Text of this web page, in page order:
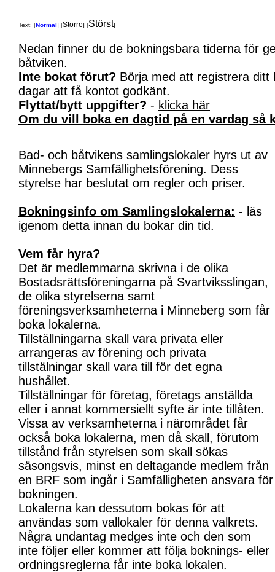
Text: [Normal] [Större] [Störst]
Nedan finner du de bokningsbara tiderna för
båtviken.
Inte bokat förut? Börja med att registrera ditt
dagar att få kontot godkänt.
Flyttat/bytt uppgifter? - klicka här
Om du vill boka en dagtid på en vardag så
Bad- och båtvikens samlingslokaler hyrs ut av
Minnebergs Samfällighetsförening. Dess
styrelse har beslutat om regler och priser.
Bokningsinfo om Samlingslokalerna: - läs
igenom detta innan du bokar din tid.
Vem får hyra?
Det är medlemmarna skrivna i de olika
Bostadsrättsföreningarna på Svartviksslingan,
de olika styrelserna samt
föreningsverksamheterna i Minneberg som får
boka lokalerna.
Tillställningarna skall vara privata eller
arrangeras av förening och privata
tillstälningar skall vara till för det egna
hushållet.
Tillställningar för företag, företags anställda
eller i annat kommersiellt syfte är inte tillåten.
Vissa av verksamheterna i närområdet får
också boka lokalerna, men då skall, förutom
tillstånd från styrelsen som skall sökas
säsongsvis, minst en deltagande medlem från
en BRF som ingår i Samfälligheten ansvara för
bokningen.
Lokalerna kan dessutom bokas för att
användas som vallokaler för denna valkrets.
Några undantag medges inte och den som
inte följer eller kommer att följa boknings- eller
ordningsreglerna får inte boka lokalen.